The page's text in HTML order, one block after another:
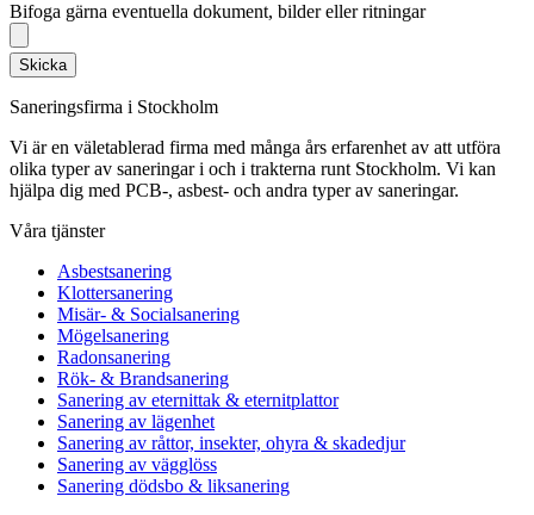
Bifoga gärna eventuella dokument, bilder eller ritningar
Skicka
Saneringsfirma i Stockholm
Vi är en väletablerad firma med många års erfarenhet av att utföra
olika typer av saneringar i och i trakterna runt Stockholm. Vi kan
hjälpa dig med PCB-, asbest- och andra typer av saneringar.
Våra tjänster
Asbestsanering
Klottersanering
Misär- & Socialsanering
Mögelsanering
Radonsanering
Rök- & Brandsanering
Sanering av eternittak & eternitplattor
Sanering av lägenhet
Sanering av råttor, insekter, ohyra & skadedjur
Sanering av vägglöss
Sanering dödsbo & liksanering